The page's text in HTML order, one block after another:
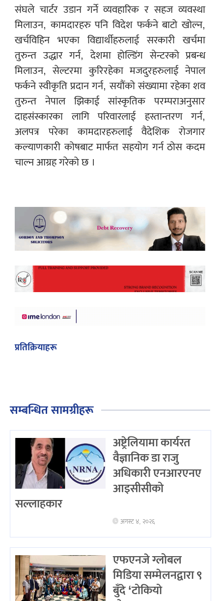
संघले चार्टर उडान गर्ने व्यवहारिक र सहज व्यवस्था
मिलाउन, कामदारहरु पनि विदेश फर्कने बाटो खोल्न,
खर्चविहिन भएका विद्यार्थीहरुलाई सरकारी खर्चमा
तुरुन्त उद्धार गर्न, देशमा होल्डिंग सेन्टरको प्रबन्ध
मिलाउन, सेल्टरमा कुरिरहेका मजदुरहरुलाई नेपाल
फर्कने स्वीकृति प्रदान गर्न, सयौंको संख्यामा रहेका शव
तुरुन्त नेपाल झिकाई सांस्कृतिक परम्पराअनुसार
दाहसंस्कारका लागि परिवारलाई हस्तान्तरण गर्न,
अलपत्र परेका कामदारहरुलाई वैदेशिक रोजगार
कल्याणकारी कोषबाट मार्फत सहयोग गर्न ठोस कदम
चाल्न आग्रह गरेको छ ।
प्रतिक्रियाहरू
सम्बन्धित सामग्रीहरू
अष्ट्रेलियामा कार्यरत
वैज्ञानिक डा राजु
अधिकारी एनआरएनए
आइसीसीको
सल्लाहकार
अगस्ट ४, २०२६
एफएनजे ग्लोबल
मिडिया सम्मेलनद्वारा ९
बुँदे ‘टोकियो